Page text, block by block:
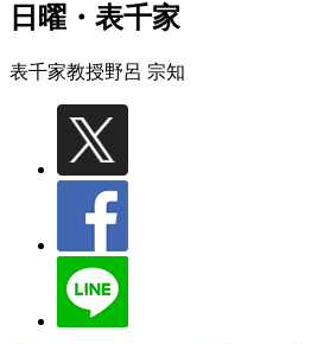
日曜・表千家
表千家教授野呂 宗知